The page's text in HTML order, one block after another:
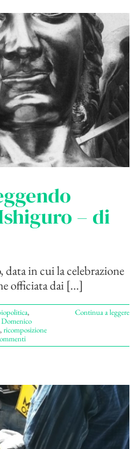
– di
in cui la celebrazione
officiata dai [...]
,
Domenico
,ricomposizione
Continua a leggere